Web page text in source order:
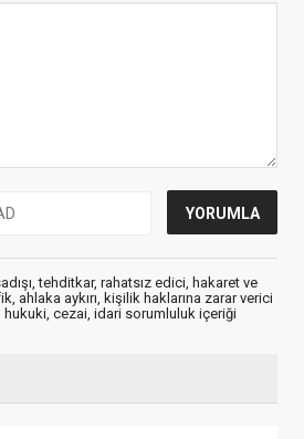
tehditkar, rahatsız edici, hakaret ve
ahlaka aykırı, kişilik haklarına zarar verici
cezai, idari sorumluluk içeriği